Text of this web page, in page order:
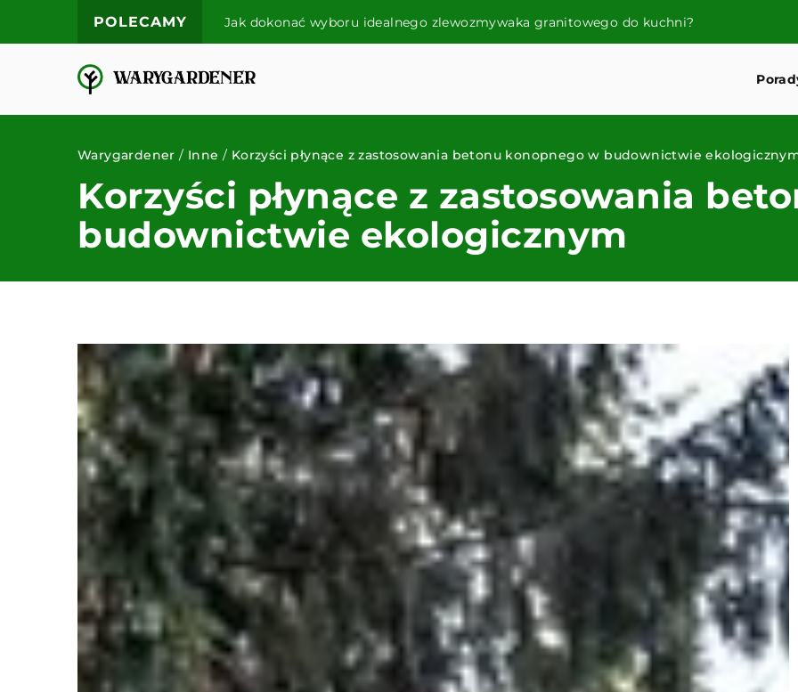
POLECAMY
porady Jak dokonać wyboru idealnego zlewozmywaka granitowego do kuchni?
Warygardener / Inne / Korzyści płynące z zastosowania betonu konopnego w budownictwie
Korzyści płynące z zastosowania
budownictwie ekologicznym